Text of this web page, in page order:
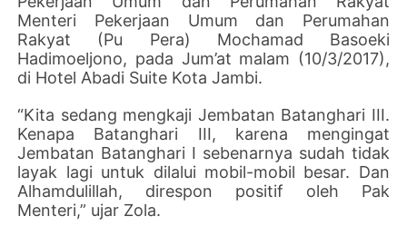
Menteri Pekerjaan Umum dan Perumahan
Rakyat (Pu Pera) Mochamad Basoeki
Hadimoeljono, pada Jum’at malam (10/3/2017),
di Hotel Abadi Suite Kota Jambi.
“Kita sedang mengkaji Jembatan Batanghari III.
Kenapa Batanghari III, karena mengingat
Jembatan Batanghari I sebenarnya sudah tidak
layak lagi untuk dilalui mobil-mobil besar. Dan
Alhamdulillah, direspon positif oleh Pak
Menteri,” ujar Zola.